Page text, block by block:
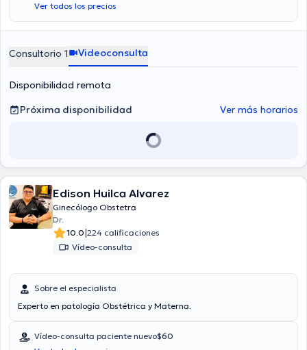
Ver todos los precios
Consultorio 1 Videoconsulta
Disponibilidad remota
Próxima disponibilidad
Ver más horarios
Edison Huilca Alvarez
Ginecólogo Obstetra
Dr.
10.0|224 calificaciones
Vídeo-consulta
Sobre el especialista
Experto en patología Obstétrica y Materna.
Vídeo-consulta paciente nuevo$60